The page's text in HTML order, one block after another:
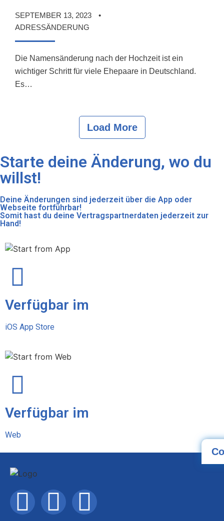
SEPTEMBER 13, 2023
ADRESSÄNDERUNG
Die Namensänderung nach der Hochzeit ist ein
wichtiger Schritt für viele Ehepaare in Deutschland.
Es…
Load More
Starte deine Änderung, wo du
willst!
Deine Änderungen sind jederzeit über die App oder
Webseite fortführbar!
Somit hast du deine Vertragspartnerdaten jederzeit zur
Hand!
Verfügbar im
iOS App Store
Verfügbar im
Web